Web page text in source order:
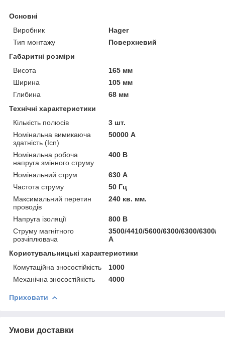
Основні
Виробник
Hager
Тип монтажу
Поверхневий
Габаритні розміри
Висота
165 мм
Ширина
105 мм
Глибина
68 мм
Технічні характеристики
Кількість полюсів
3 шт.
Номінальна вимикаюча
здатність (Icn)
50000 А
Номінальна робоча
напруга змінного струму
400 В
Номінальний струм
630 А
Частота струму
50 Гц
Максимальний перетин
проводів
240 кв. мм.
Напруга ізоляції
800 В
Струму магнітного
розчіплювача
3500/4410/5600/6300/6300/6300/
A
Користувальницькі характеристики
Комутаційна зносостійкість
1000
Механічна зносостійкість
4000
Приховати
Умови доставки